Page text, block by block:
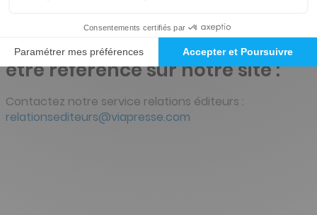
Vous êtes éditeur et souhaitez
être référencé sur notre site :
Contactez notre service relations éditeurs :
relationsediteurs@viapresse.com